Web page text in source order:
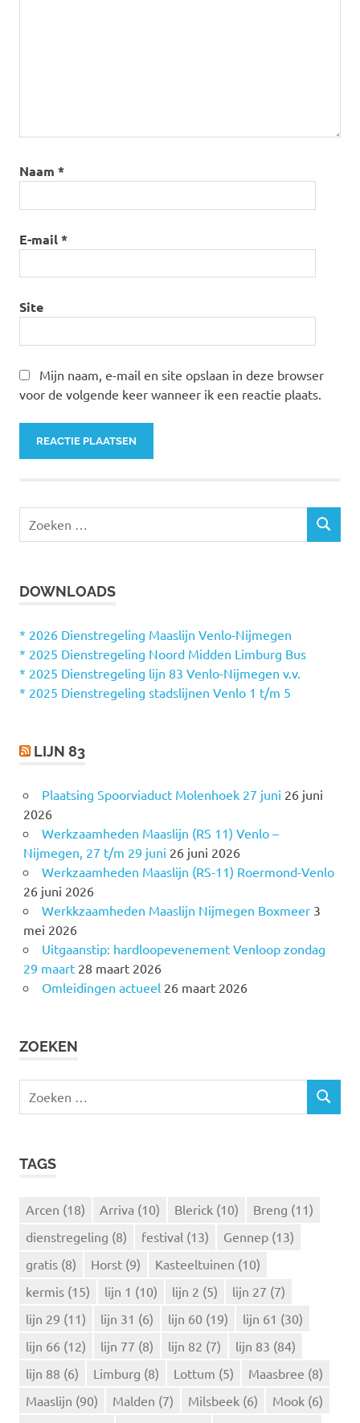
Naam *
E-mail*
Site
Mijn naam, e-mail en site opslaan in deze browser
voor de volgende keer wanneer ik een reactie plaats.
e
n
a
a
r
Z
DOWNLOADS
* 2026 Dienstregeling Maaslijn Venlo-Nijmegen
* 2025 Dienstregeling Noord Midden Limburg Bus
* 2025 Dienstregeling lijn 83 Venlo-Nijmegen v.v.
* 2025 Dienstregeling stadslijnen Venlo 1 t/m 5
LIJN 83
Plaatsing Spoorviaduct Molenhoek 27 juni 26 juni
2026
Werkzaamheden Maaslijn (RS 11) Venlo –
Nijmegen, 27 t/m 29 juni 26 juni 2026
Werkzaamheden Maaslijn (RS-11) Roermond-Venlo
26 juni 2026
Werkkzaamheden Maaslijn Nijmegen Boxmeer 3
mei 2026
Uitgaanstip: hardloopevenement Venloop zondag
29 maart 28 maart 2026
Omleidingen actueel 26 maart 2026
ZOEKEN
e
Z
TAGS
Arcen (18) Arriva (10) Blerick (10) Breng (11)
dienstregeling (8) festival (13) Gennep (13)
gratis (8) Horst (9) Kasteeltuinen (10)
kermis (15) lijn 1 (10) lijn 2 (5) lijn 27 (7)
lijn 29 (11) lijn 31 (6) lijn 60 (19) lijn 61 (30)
lijn 66 (12) lijn 77 (8) lijn 82 (7) lijn 83 (84)
lijn 88 (6) Limburg (8) Lottum (5) Maasbree (8)
Maaslijn (90) Malden (7) Milsbeek (6) Mook (6)